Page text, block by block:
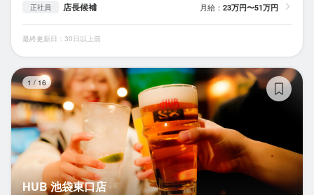
正社員 店長候補 月給： 23万円〜51万円
最終更新日：30日以上前
1 / 16
HUB 池袋東口店